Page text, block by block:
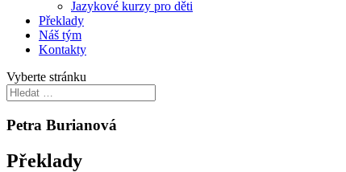
Jazykové kurzy pro děti
Překlady
Náš tým
Kontakty
Vyberte stránku
Petra Burianová
Překlady